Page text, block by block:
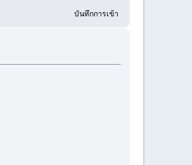
บันทึกการเข้า